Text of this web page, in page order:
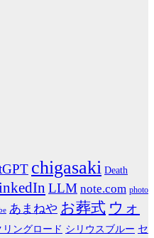
chigasaki Death
LLM note.com photo
あまねや お葬式 ウォ
リングロード シリウスブルー セ